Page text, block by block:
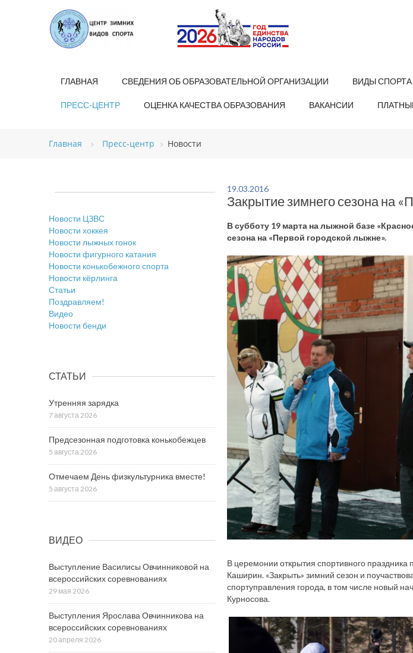
ГЛАВНАЯ СВЕДЕНИЯ ОБ ОБРАЗОВАТЕЛЬНОЙ ОРГАНИЗАЦИИ ВИДЫ СПОРТА
ПРЕСС-ЦЕНТР ОЦЕНКА КАЧЕСТВА ОБРАЗОВАНИЯ ВАКАНСИИ
Главная Пресс-центр Новости
19.03.2016
Закрытие зимнего сезона на
В субботу 19 марта на лыжной базе
сезона на «Первой городской лыжне».
В церемонии открытия спортивного праздника
Каширин. «Закрыть» зимний сезон и
спортуправления города, в том числе новый
Курносова.
Новости ЦЗВС
Новости хоккея
Новости лыжных гонок
Новости фигурного катания
Новости конькобежного спорта
Новости кёрлинга
Статьи
Поздравляем!
Видео
Новости бенди
СТАТЬИ
Утренняя зарядка
7 августа 2026
Предсезонная подготовка конькобежцев
5 августа 2026
Отмечаем День физкультурника вместе!
5 августа 2026
ВИДЕО
Выступление Василисы Овчинниковой на
всероссийских соревнованиях
29 мая 2026
Выступления Ярослава Овчинникова на
всероссийских соревнованиях
20 апреля 2026